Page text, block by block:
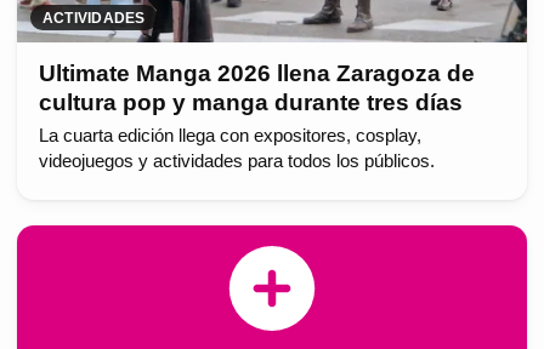
ACTIVIDADES
Ultimate Manga 2026 llena Zaragoza de
cultura pop y manga durante tres días
La cuarta edición llega con expositores, cosplay,
videojuegos y actividades para todos los públicos.